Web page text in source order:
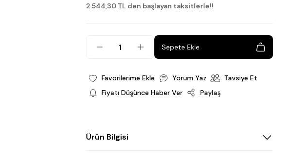
2.544,30 TL den başlayan taksitlerle!!
Sepete Ekle
Yorum Yaz
Tavsiye Et
Fiyatı Düşünce Haber Ver
Paylaş
Ürün Bilgisi